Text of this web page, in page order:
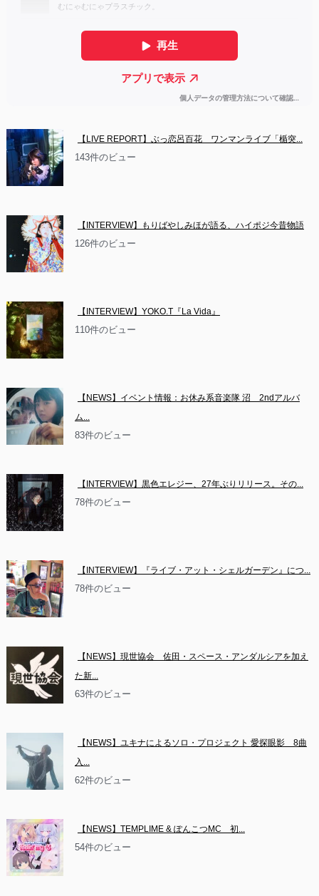
【LIVE REPORT】ぶっ恋呂百花　ワンマンライブ「楯突...
143件のビュー
【INTERVIEW】もりばやしみほが語る、ハイポジ今昔物語
126件のビュー
【INTERVIEW】YOKO.T『La Vida』
110件のビュー
【NEWS】イベント情報：お休み系音楽隊 沼　2ndアルバ
ム...
83件のビュー
【INTERVIEW】黒色エレジー、27年ぶりリリース。その...
78件のビュー
【INTERVIEW】『ライブ・アット・シェルガーデン』につ...
78件のビュー
【NEWS】現世協会　佐田・スペース・アンダルシアを加え
た新...
63件のビュー
【NEWS】ユキナによるソロ・プロジェクト 愛探眼影　8曲
入...
62件のビュー
【NEWS】TEMPLIME & ぽんこつMC　初...
54件のビュー